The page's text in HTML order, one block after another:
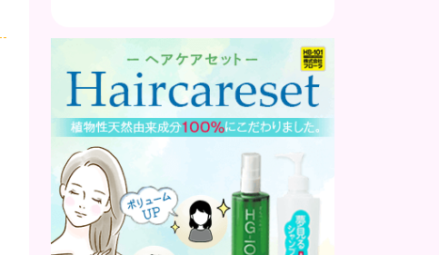
で悩んでいる人は ぜひ見てください
ね。 ストレス ストレスを多く感じる
と、交感神経が優位に働きます。その
ため、皮脂の分泌量が増えて炎症が起
きやすくなります。さらに、血行不良
になり栄養が行き届きません。ストレ
ス解消は、頭皮の健康に大切です。 ア
トピー性皮膚炎 頭皮が赤い状態は、ア
トピー皮膚炎の可能...